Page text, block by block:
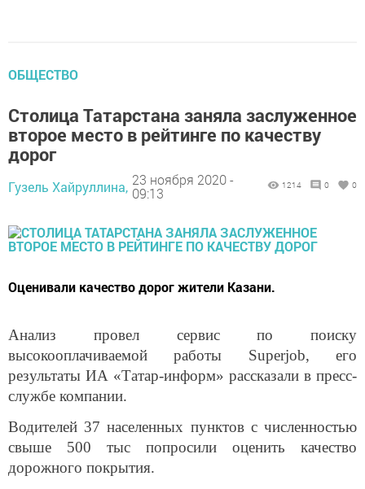
ОБЩЕСТВО
Столица Татарстана заняла заслуженное
второе место в рейтинге по качеству
дорог
Гузель Хайруллина, 23 ноября 2020 -
09:13
1214 0 0
Оценивали качество дорог жители Казани.
Анализ провел сервис по поиску
высокооплачиваемой работы Superjob, его
результаты ИА «Татар-информ» рассказали в пресс-
службе компании.
Водителей 37 населенных пунктов с численностью
свыше 500 тыс попросили оценить качество
дорожного покрытия.